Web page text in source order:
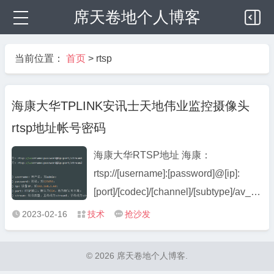
席天卷地个人博客
当前位置： 首页 > rtsp
海康大华TPLINK安讯士天地伟业监控摄像头
rtsp地址帐号密码
海康大华RTSP地址 海康：
rtsp://[username]:[password]@[ip]:
[port]/[codec]/[channel]/[subtype]/
说明： username: 用户名。例如
admin。 password: 密码。例如
 2023-02-16  技术  抢沙发
© 2026 席天卷地个人博客.